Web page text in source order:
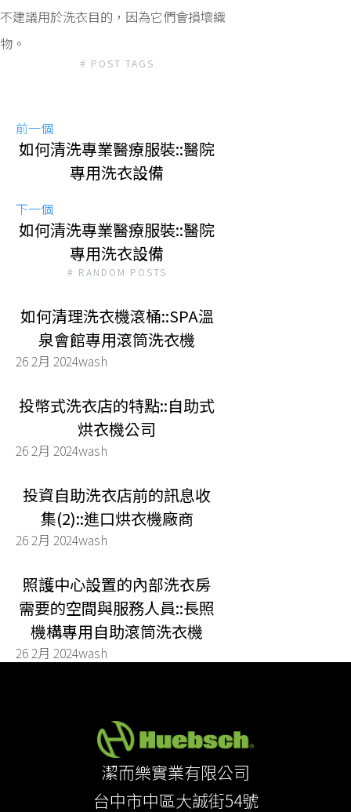
不建議用於洗衣目的，因為它們會損壞織
物。
# POST TAGS
前一個
如何清洗專業醫療服裝::醫院
專用洗衣設備
下一個
如何清洗專業醫療服裝::醫院
專用洗衣設備
# RANDOM POSTS
如何清理洗衣機滾桶::SPA溫
泉會館專用滾筒洗衣機
26 2月 2024wash
投幣式洗衣店的特點::自助式
烘衣機公司
26 2月 2024wash
投資自助洗衣店前的訊息收
集(2)::進口烘衣機廠商
26 2月 2024wash
照護中心設置的內部洗衣房
需要的空間與服務人員::長照
機構專用自助滾筒洗衣機
26 2月 2024wash
潔而樂實業有限公司
台中市中區大誠街54號